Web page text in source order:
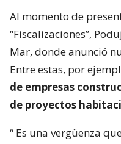
Al momento de
“Fiscalizaciones”,
Mar, donde anunció
Entre estas, por
de empresas
de proyectos
“ Es una vergüenza